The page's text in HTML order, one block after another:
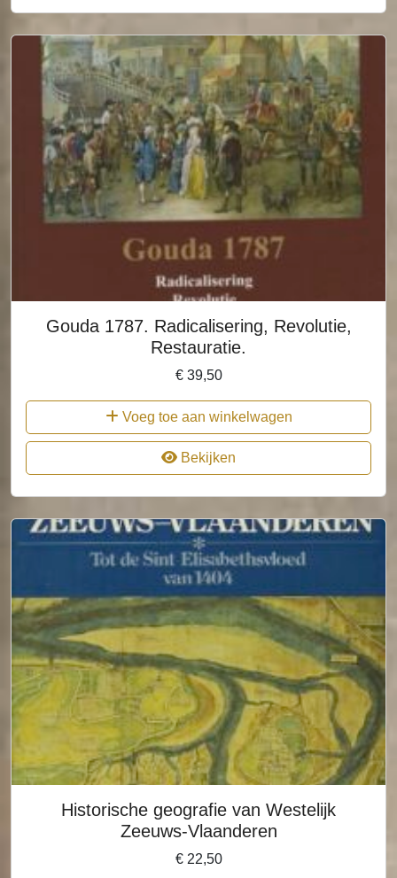
Gouda 1787. Radicalisering, Revolutie,
Restauratie.
€39,50
Voeg toe aan winkelwagen
Bekijken
Historische geografie van Westelijk
Zeeuws-Vlaanderen
€22,50